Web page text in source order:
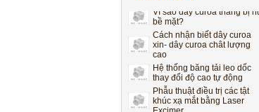
bề mặt?
Cách nhận biết dây curoa
xin- dây curoa chât lượng
cao
Hệ thống băng tải leo dốc
thay đổi độ cao tự động
Phẫu thuật điều trị các tật
khúc xạ mắt bằng Laser
Excimer